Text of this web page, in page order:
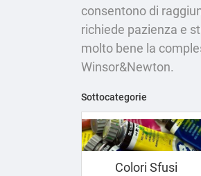
consentono di
richiede pazienza e
molto bene la
Winsor&Newton.
Sottocategorie
Colori Sfusi